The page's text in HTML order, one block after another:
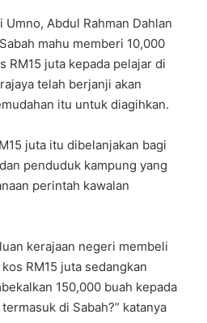
Abdul Rahman Dahlan
mahu memberi 10,000
RM15 juta kepada pelajar di
telah berjanji akan
itu untuk diagihkan.
juta itu dibelanjakan bagi
penduduk kampung yang
perintah kawalan
kerajaan negeri membeli
RM15 juta sedangkan
150,000 buah kepada
di Sabah?” katanya